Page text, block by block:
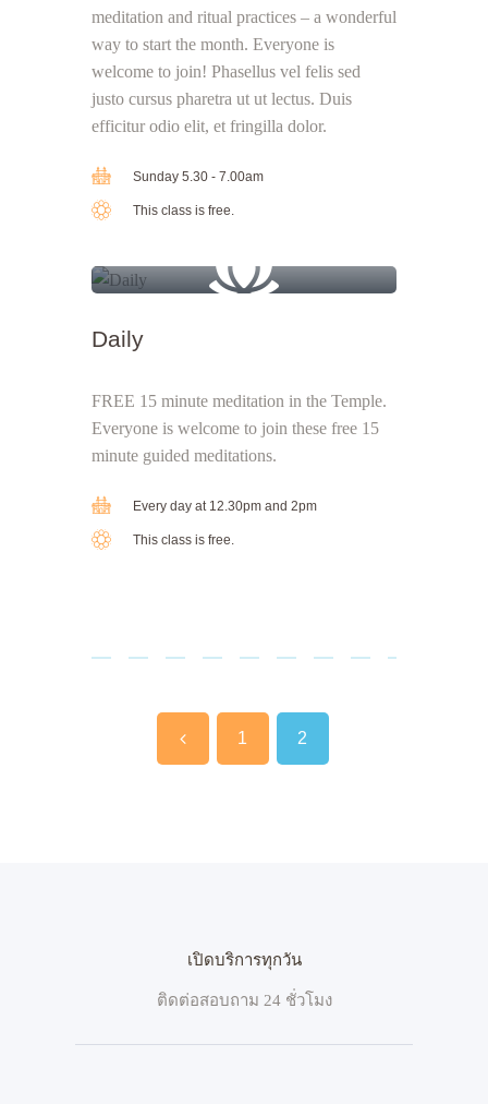
meditation and ritual practices – a wonderful
way to start the month. Everyone is
welcome to join! Phasellus vel felis sed
justo cursus pharetra ut ut lectus. Duis
efficitur odio elit, et fringilla dolor.
Sunday 5.30 - 7.00am
This class is free.
Daily
FREE 15 minute meditation in the Temple.
Everyone is welcome to join these free 15
minute guided meditations.
Every day at 12.30pm and 2pm
This class is free.
1 2
เปิดบริการทุกวัน
ติดต่อสอบถาม 24 ชั่วโมง